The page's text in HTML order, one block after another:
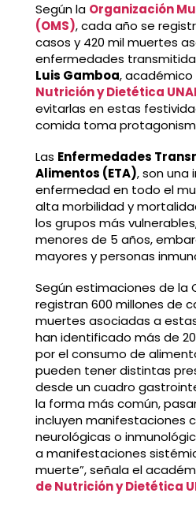
Según la Organización
(OMS), cada año se
casos y 420 mil muertes
enfermedades
Luis Gamboa, académico
Nutrición y Dietética
evitarlas en estas
comida toma
Las Enfermedades
Alimentos (ETA), son
enfermedad en todo el
alta morbilidad y
los grupos más
menores de 5 años,
mayores y personas
Según estimaciones de la
registran 600 millones de
muertes asociadas a
han identificado más de
por el consumo de
pueden tener distintas
desde un cuadro
la forma más común,
incluyen manifestaciones
neurológicas o
a manifestaciones
muerte”, señala el
de Nutrición y Dietética